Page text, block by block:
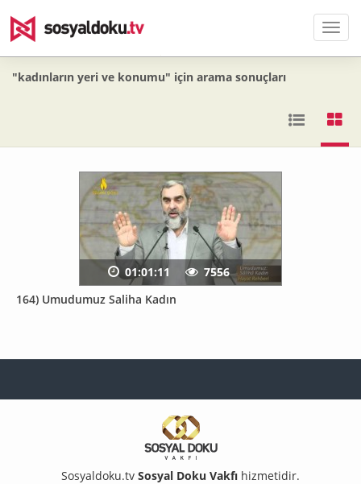
Menü
"kadınların yeri ve konumu" için arama sonuçları
164) Umudumuz Saliha Kadın
01:01:11 7556
Sosyaldoku.tv Sosyal Doku Vakfı hizmetidir.